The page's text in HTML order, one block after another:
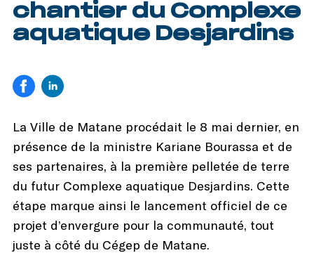
chantier du Complexe
aquatique Desjardins
La Ville de Matane procédait le 8 mai dernier, en
présence de la ministre Kariane Bourassa et de
ses partenaires, à la première pelletée de terre
du futur Complexe aquatique Desjardins. Cette
étape marque ainsi le lancement officiel de ce
projet d’envergure pour la communauté, tout
juste à côté du Cégep de Matane.